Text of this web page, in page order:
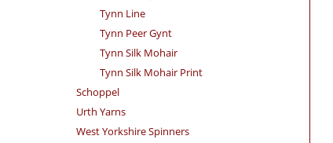
Tynn Line
Tynn Peer Gynt
Tynn Silk Mohair
Tynn Silk Mohair Print
Schoppel
Urth Yarns
West Yorkshire Spinners